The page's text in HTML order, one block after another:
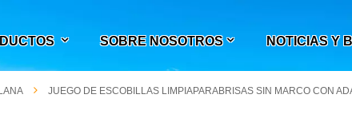
SOBRE NOSOTROS NOTICIAS Y
JUEGO DE ESCOBILLAS LIMPIAPARABRISAS SIN MARCO CON